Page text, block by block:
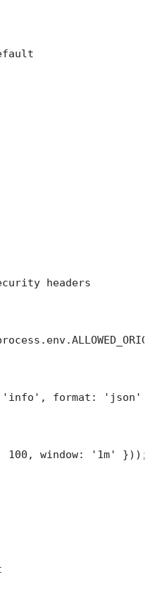
headers
'info', format: 'json'
100, window: '1m' }));